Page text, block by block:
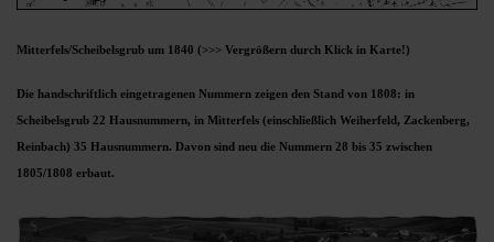
Mitterfels/Scheibelsgrub um 1840 (>>> Vergrößern durch Klick in Karte!)
Die handschriftlich eingetragenen Nummern zeigen den Stand von 1808: in
Scheibelsgrub 22 Hausnummern, in Mitterfels (einschließlich Weiherfeld, Zackenberg,
Reinbach) 35 Hausnummern. Davon sind neu die Nummern 28 bis 35 zwischen
1805/1808 erbaut.